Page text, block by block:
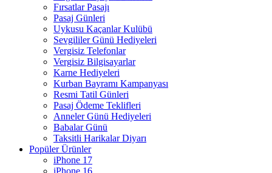
Fırsatlar Pasajı
Pasaj Günleri
Uykusu Kaçanlar Kulübü
Sevgililer Günü Hediyeleri
Vergisiz Telefonlar
Vergisiz Bilgisayarlar
Karne Hediyeleri
Kurban Bayramı Kampanyası
Resmi Tatil Günleri
Pasaj Ödeme Teklifleri
Anneler Günü Hediyeleri
Babalar Günü
Taksitli Harikalar Diyarı
Popüler Ürünler
iPhone 17
iPhone 16